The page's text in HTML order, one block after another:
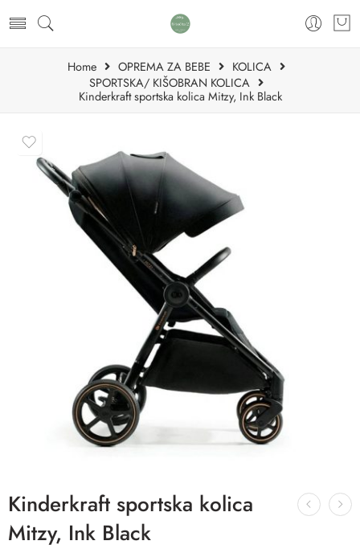
Home OPREMA ZA BEBE
KOLICA
SPORTSKA/ KIŠOBRAN KOLICA
Kinderkraft sportska kolica Mitzy, Ink Black
Kinderkraft sportska kolica
Mitzy, Ink Black